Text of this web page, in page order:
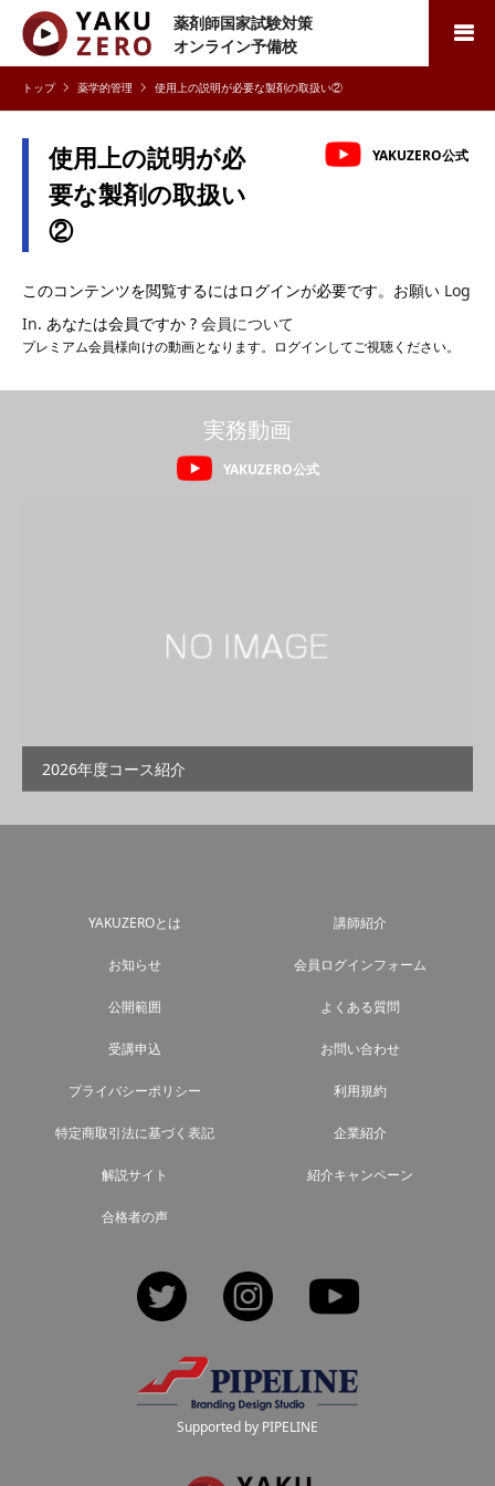
薬剤師国家試験対策
オンライン予備校
検索
薬学的管理 使用上の説明が必要な製剤の取扱い②
使用上の説明が必
要な製剤の取扱い
②
YAKUZERO公式
このコンテンツを閲覧するにはログインが必要です。お願い Log
In. あなたは会員ですか ? 会員について
プレミアム会員様向けの動画となります。ログインしてご視聴ください。
YAKUZERO公式
実務動画
2026年度コース紹介
YAKUZEROとは 講師紹介
お知らせ 会員ログインフォーム
公開範囲 よくある質問
受講申込 お問い合わせ
プライバシーポリシー 利用規約
特定商取引法に基づく表記 企業紹介
解説サイト 紹介キャンペーン
合格者の声
Twitter Instagram
Supported by PIPELINE